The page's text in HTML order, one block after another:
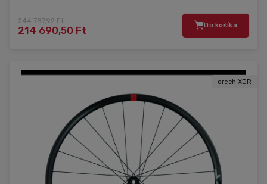
244 787,92 Ft
214 690,50 Ft Do košíka
orech XDR